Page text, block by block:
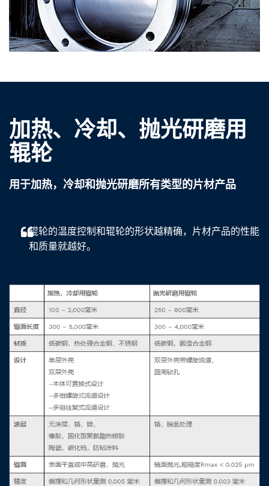
加热、冷却、抛光研磨用
辊轮
用于加热，冷却和抛光研磨所有类型的片材产品
辊轮的温度控制和辊轮的形状越精确，片材产品的性能
和质量就越好。